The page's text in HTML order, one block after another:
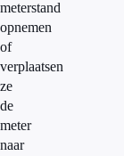
meterstand
opnemen
of
verplaatsen
ze
de
meter
naar